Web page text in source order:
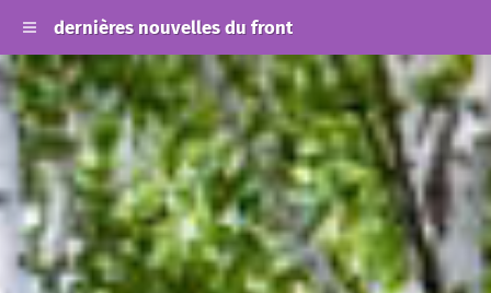
dernières nouvelles du front